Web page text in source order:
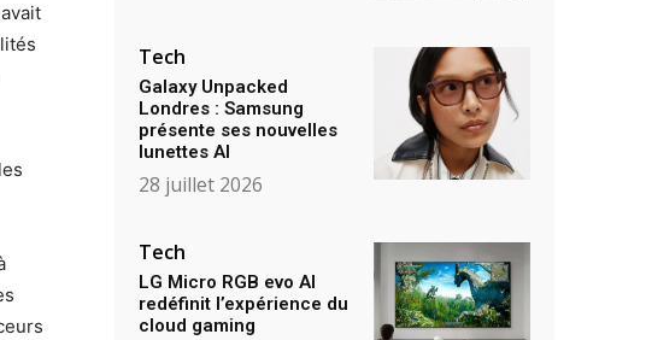
Tech
Galaxy Unpacked
Londres : Samsung
présente ses nouvelles
lunettes AI
28 juillet 2026
Tech
LG Micro RGB evo AI
redéfinit l’expérience du
cloud gaming